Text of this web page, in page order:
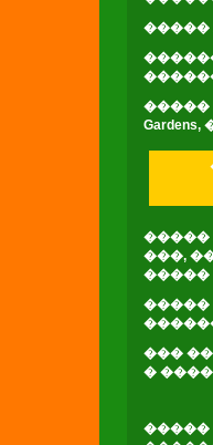
�����
�����
�����
���,
�����
�����
���
�
�����